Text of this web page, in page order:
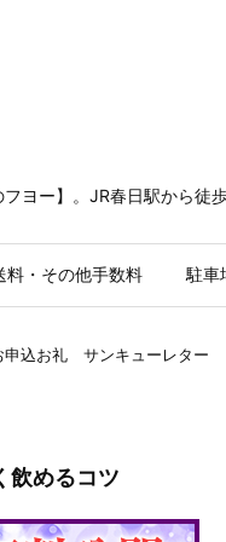
ヨー】。JR春日駅から徒
料・その他手数料 駐車
申込お礼 サンキューレター
飲めるコツ